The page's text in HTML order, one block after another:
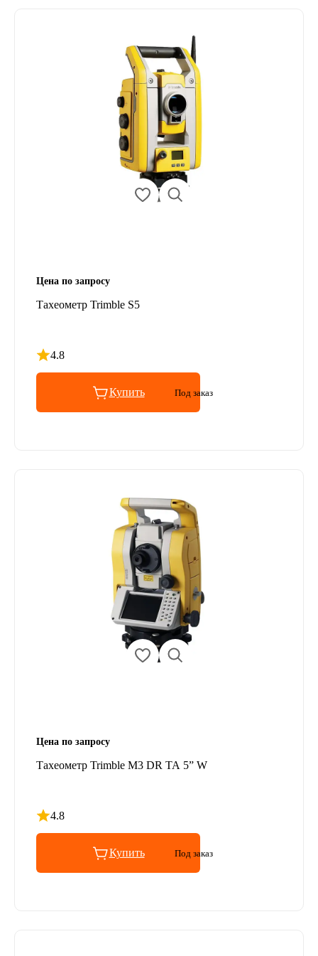
Цена по запросу
Тахеометр Trimble S5
4.8
Рейтинг 4.8 из 5
Купить Под заказ
Цена по запросу
Тахеометр Trimble M3 DR TA 5” W
4.8
Рейтинг 4.8 из 5
Купить Под заказ